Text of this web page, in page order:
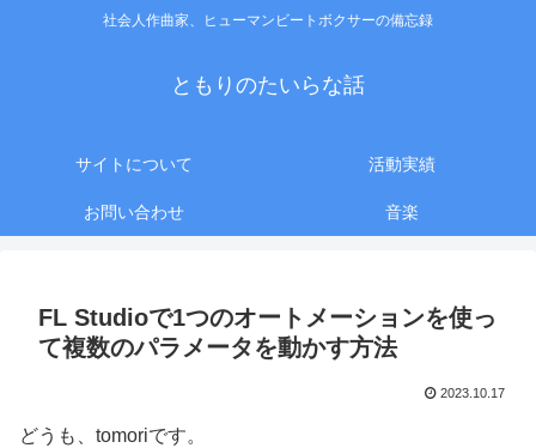
社会人作曲家、ヒューマンビートボクサーの備忘録
ともりのたいらな話
サイトについて 活動実績
お問い合わせ 音楽
FL Studioで1つのオートメーションを使っ
て複数のパラメータを動かす方法
2023.10.17
どうも、tomoriです。